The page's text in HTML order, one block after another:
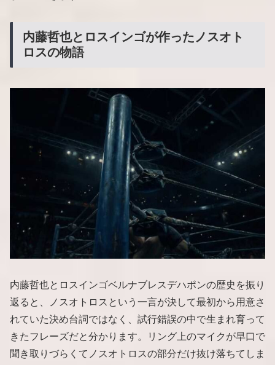
内藤哲也とロスインゴが作ったノスオト
ロスの物語
内藤哲也とロスインゴベルナブレスデハポンの歴史を振り
返ると、ノスオトロスという一言が決して最初から用意さ
れていた決め台詞ではなく、試行錯誤の中で生まれ育って
きたフレーズだと分かります。リング上のマイクが早口で
聞き取りづらくてノスオトロスの部分だけ抜け落ちてしま